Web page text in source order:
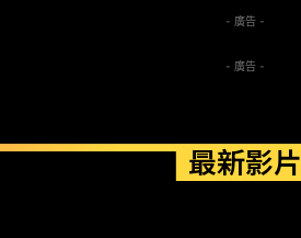
- 廣告 -
- 廣告 -
最新影片